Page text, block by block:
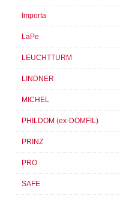
Importa
LaPe
LEUCHTTURM
LINDNER
MICHEL
PHILDOM (ex-DOMFIL)
PRINZ
PRO
SAFE